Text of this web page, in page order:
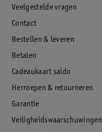
Veelgestelde vragen
Contact
Bestellen & leveren
Betalen
Cadeaukaart saldo
Herroepen & retourneren
Garantie
Veiligheidswaarschuwingen